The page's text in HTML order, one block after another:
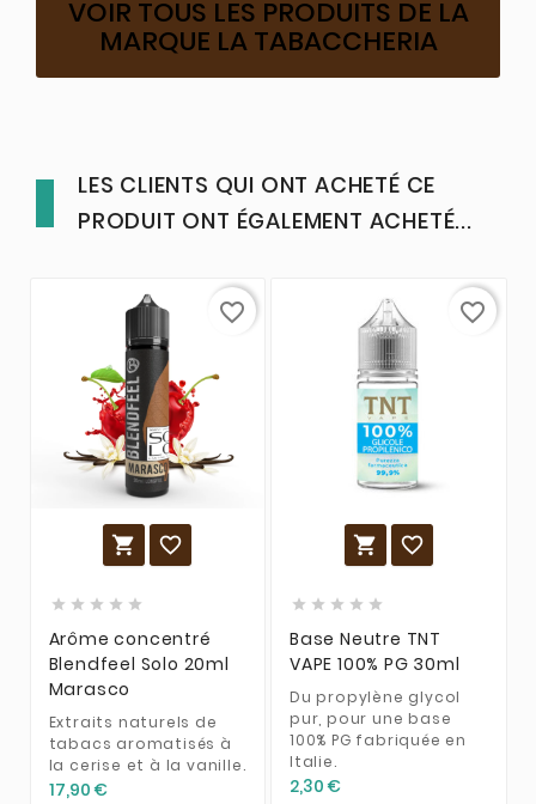
VOIR TOUS LES PRODUITS DE LA
MARQUE LA TABACCHERIA
LES CLIENTS QUI ONT ACHETÉ CE
PRODUIT ONT ÉGALEMENT ACHETÉ...
 
    
Arôme concentré
Blendfeel Solo 20ml
Marasco
Extraits naturels de
tabacs aromatisés à
la cerise et à la vanille.
17,90 €
favorite_border
 
    
Base Neutre TNT
VAPE 100% PG 30ml
Du propylène glycol
pur, pour une base
100% PG fabriquée en
Italie.
2,30 €
favorite_border